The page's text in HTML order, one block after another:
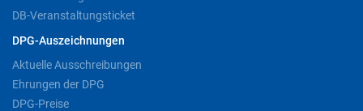
DB-Veranstaltungsticket
DPG-Auszeichnungen
Aktuelle Ausschreibungen
Ehrungen der DPG
DPG-Preise